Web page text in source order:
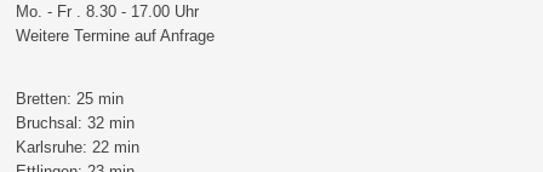
Mo. - Fr . 8.30 - 17.00 Uhr
Weitere Termine auf Anfrage
Bretten: 25 min
Bruchsal: 32 min
Karlsruhe: 22 min